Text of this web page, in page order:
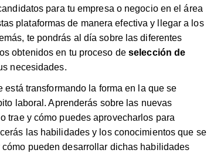
para tu empresa o negocio en el área
plataformas de manera efectiva y llegar a los
te pondrás al día sobre las diferentes
obtenidos en tu proceso de selección de
necesidades.
está transformando la forma en la que se
laboral. Aprenderás sobre las nuevas
trae y cómo puedes aprovecharlos para
las habilidades y los conocimientos que se
pueden desarrollar dichas habilidades